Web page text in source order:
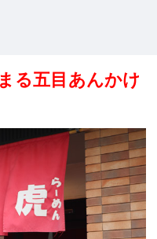
る五目あんかけ